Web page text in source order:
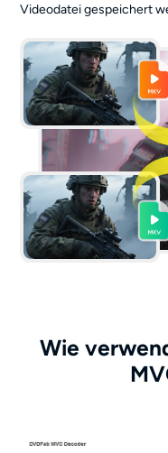
Videodatei gespeichert
Wie